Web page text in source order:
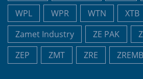
WPL
WPR WTN XTB
Zamet Industry
ZE PAK
ZEP
ZMT ZRE ZREMB